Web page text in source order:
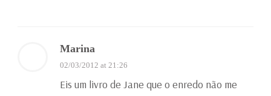
Marina
02/03/2012 at 21:26
Eis um livro de Jane que o enredo não me